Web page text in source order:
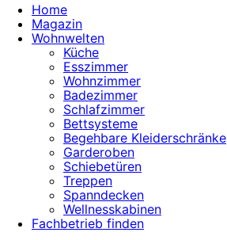
Home
Magazin
Wohnwelten
Küche
Esszimmer
Wohnzimmer
Badezimmer
Schlafzimmer
Bettsysteme
Begehbare Kleiderschränke
Garderoben
Schiebetüren
Treppen
Spanndecken
Wellnesskabinen
Fachbetrieb finden